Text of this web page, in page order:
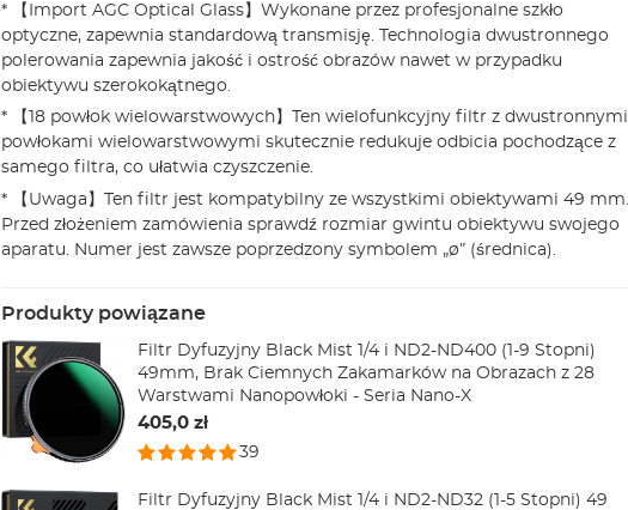
* 【Import AGC Optical Glass】Wykonane przez profesjonalne szkło
optyczne, zapewnia standardową transmisję. Technologia dwustronnego
polerowania zapewnia jakość i ostrość obrazów nawet w przypadku
obiektywu szerokokątnego.
* 【18 powłok wielowarstwowych】Ten wielofunkcyjny filtr z dwustronnymi
powłokami wielowarstwowymi skutecznie redukuje odbicia pochodzące z
samego filtra, co ułatwia czyszczenie.
* 【Uwaga】Ten filtr jest kompatybilny ze wszystkimi obiektywami 49 mm.
Przed złożeniem zamówienia sprawdź rozmiar gwintu obiektywu swojego
aparatu. Numer jest zawsze poprzedzony symbolem „ø” (średnica).
Produkty powiązane
Filtr Dyfuzyjny Black Mist 1/4 i ND2-ND400 (1-9 Stopni)
49mm, Brak Ciemnych Zakamarków na Obrazach z 28
Warstwami Nanopowłoki - Seria Nano-X
405,0 zł
39
Filtr Dyfuzyjny Black Mist 1/4 i ND2-ND32 (1-5 Stopni) 49